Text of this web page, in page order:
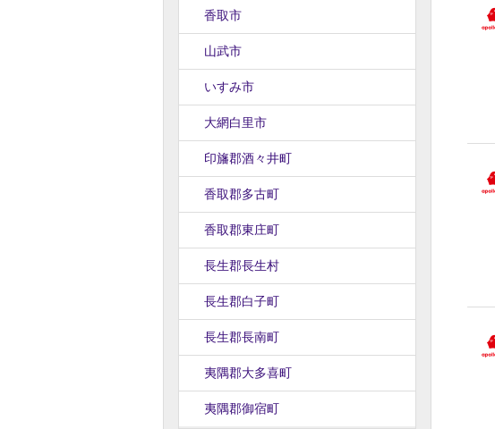
香取市
山武市
いすみ市
大網白里市
印旛郡酒々井町
香取郡多古町
香取郡東庄町
長生郡長生村
長生郡白子町
長生郡長南町
夷隅郡大多喜町
夷隅郡御宿町